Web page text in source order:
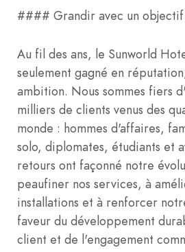
#### Grandir avec un objectif
Au fil des ans, le Sunworld
seulement gagné en
ambition. Nous sommes fiers
milliers de clients venus des
monde : hommes d'affaires,
solo, diplomates, étudiants et
retours ont façonné notre
peaufiner nos services, à
installations et à renforcer
faveur du développement
client et de l'engagement